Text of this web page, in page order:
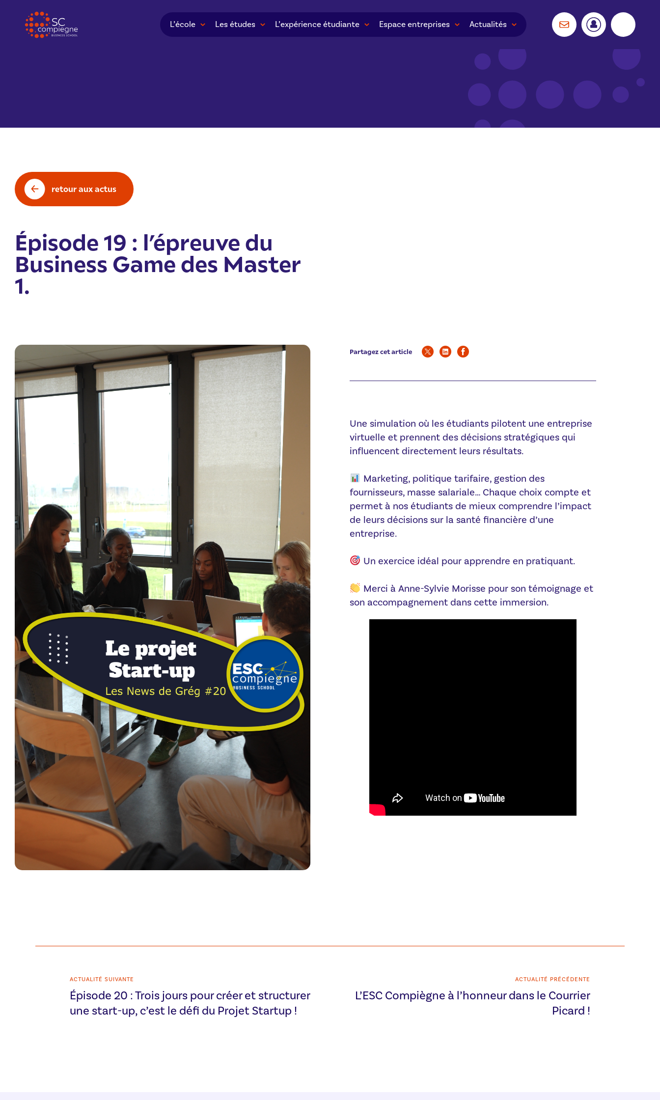
L’école Les études L’expérience étudiante Espace entreprises Actualités
retour aux actus
Épisode 19 : l’épreuve du
Business Game des Master
1.
Partagez cet article
Une simulation où les étudiants pilotent une entreprise
virtuelle et prennent des décisions stratégiques qui
influencent directement leurs résultats.
Marketing, politique tarifaire, gestion des
fournisseurs, masse salariale… Chaque choix compte et
permet à nos étudiants de mieux comprendre l’impact
de leurs décisions sur la santé financière d’une
entreprise.
Un exercice idéal pour apprendre en pratiquant.
Merci à Anne-Sylvie Morisse pour son témoignage et
son accompagnement dans cette immersion.
ACTUALITÉ SUIVANTE
Épisode 20 : Trois jours pour créer et structurer
une start-up, c’est le défi du Projet Startup !
ACTUALITÉ PRÉCÉDENTE
L’ESC Compiègne à l’honneur dans le Courrier
Picard !